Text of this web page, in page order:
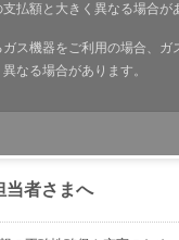
払額と大きく異なる場合が
ス機器をご利用の場合、ガ
なる場合があります。
当者さまへ